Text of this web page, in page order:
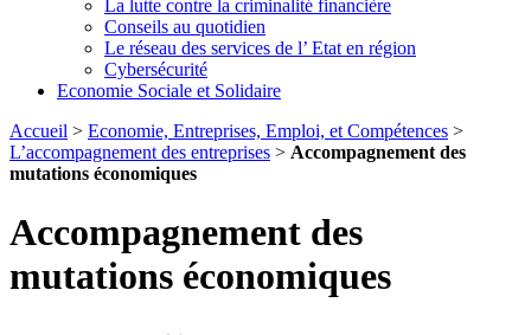
La lutte contre la criminalité financière
Conseils au quotidien
Le réseau des services de l’ Etat en région
Cybersécurité
Economie Sociale et Solidaire
Accueil > Economie, Entreprises, Emploi, et Compétences >
L’accompagnement des entreprises > Accompagnement des
mutations économiques
Accompagnement des
mutations économiques